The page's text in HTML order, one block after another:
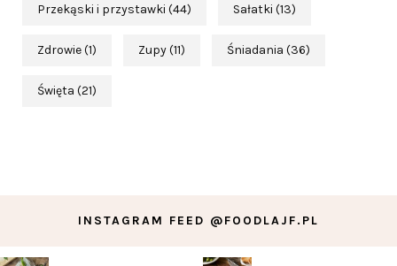
Przekąski i przystawki (44) Sałatki (13)
Zdrowie(1) Zupy(11) Śniadania (36)
Święta (21)
INSTAGRAM FEED @FOODLAJF.PL